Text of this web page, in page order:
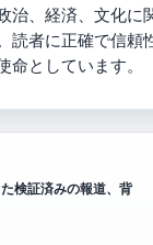
治、経済、文化に
読者に正確で信頼
命としています。
検証済みの報道、背